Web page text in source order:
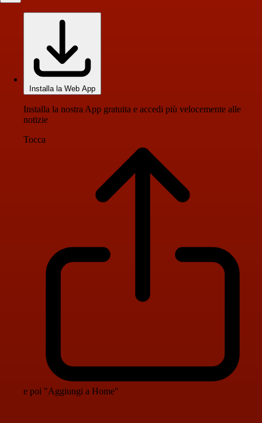
Installa la Web App
Installa la nostra App gratuita e accedi più velocemente alle
notizie
Tocca
e poi "Aggiungi a Home"